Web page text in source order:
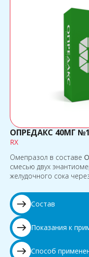
ОПРЕДАКС 40МГ
RX
Омепразол в составе
смесью двух
желудочного сока
east Состав
east Показания к
east Способ